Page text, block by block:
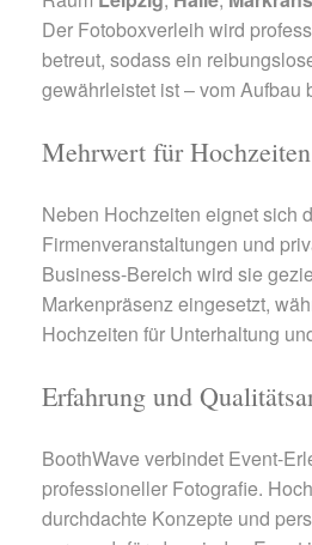
Der Fotoboxverleih wird
betreut, sodass ein
gewährleistet ist – vom Aufbau
Mehrwert für
Neben Hochzeiten eignet sich
Firmenveranstaltungen und
Business-Bereich wird sie
Markenpräsenz eingesetzt,
Hochzeiten für Unterhaltung
Erfahrung und
BoothWave verbindet Event-
professioneller Fotografie.
durchdachte Konzepte und